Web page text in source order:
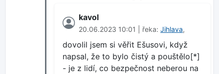
kavol
20.06.2023 10:01 | řeka: Jihlava,
dovolil jsem si věřit Ešusovi, když
napsal, že to bylo čistý a pouštělo[*]
- je z lidí, co bezpečnost neberou na